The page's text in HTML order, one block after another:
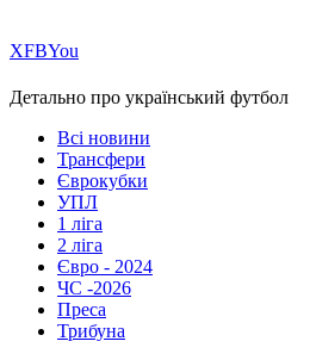
ХFBYou
Детально про український футбол
Всі новини
Трансфери
Єврокубки
УПЛ
1 ліга
2 ліга
Євро - 2024
ЧС -2026
Преса
Трибуна